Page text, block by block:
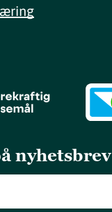
nyhetsbrev